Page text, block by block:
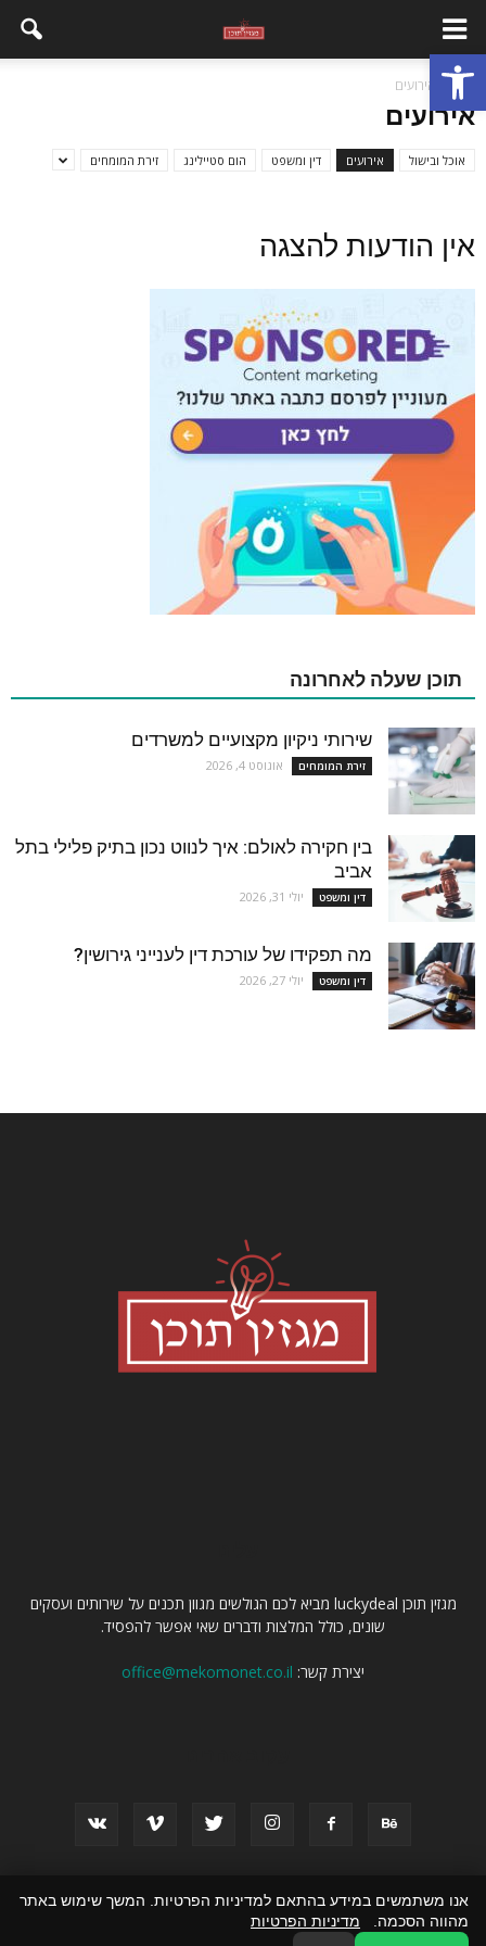
פתח סרגל נגישות
בית אירועים
אירועים
אוכל ובישול אירועים דין ומשפט הום סטיילינג זירת המומחים
אין הודעות להצגה
תוכן שעלה לאחרונה
שירותי ניקיון מקצועיים למשרדים
זירת המומחים אוגוסט 4, 2026
בין חקירה לאולם: איך לנווט נכון בתיק פלילי בתל
אביב
דין ומשפט יולי 31, 2026
מה תפקידו של עורכת דין לענייני גירושין?
דין ומשפט יולי 27, 2026
מגזין תוכן luckydeal מביא לכם הגולשים מגוון תכנים על שירותים ועסקים
שונים, כולל המלצות ודברים שאי אפשר להפסיד.
יצירת קשר: office@mekomonet.co.il
פרסום מאמרים באתרים פרסמו אצלנו זירת המומחים
כל התכנים
הצהרת נגישות
אנו משתמשים במידע בהתאם למדיניות הפרטיות. המשך שימוש באתר
מהווה הסכמה. מדיניות הפרטיות